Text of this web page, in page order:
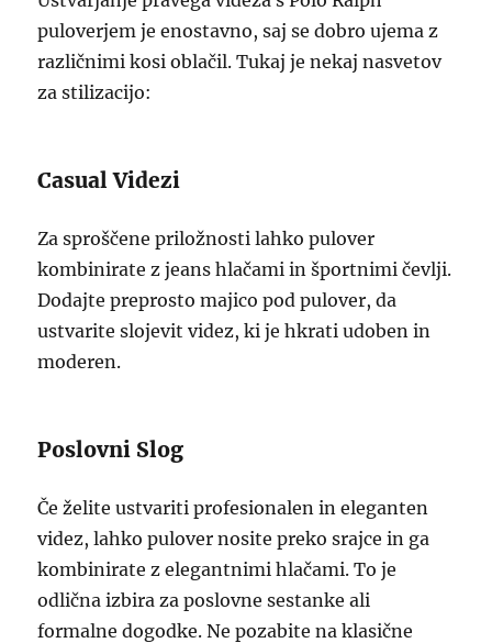
puloverjem je enostavno, saj se dobro ujema z
različnimi kosi oblačil. Tukaj je nekaj nasvetov
za stilizacijo:
Casual Videzi
Za sproščene priložnosti lahko pulover
kombinirate z jeans hlačami in športnimi čevlji.
Dodajte preprosto majico pod pulover, da
ustvarite slojevit videz, ki je hkrati udoben in
moderen.
Poslovni Slog
Če želite ustvariti profesionalen in eleganten
videz, lahko pulover nosite preko srajce in ga
kombinirate z elegantnimi hlačami. To je
odlična izbira za poslovne sestanke ali
formalne dogodke. Ne pozabite na klasične